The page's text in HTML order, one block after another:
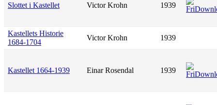
Slottet i Kastellet Victor Krohn 1939
Kastellets Historie
1684-1704
Victor Krohn 1939
Kastellet 1664-1939 Einar Rosendal 1939